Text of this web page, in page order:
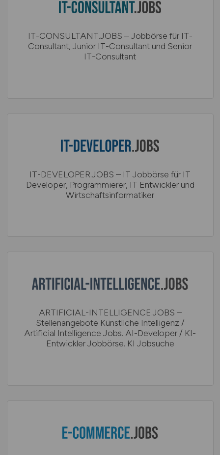
IT-CONSULTANT.JOBS – Jobbörse für IT-
Consultant, Junior IT-Consultant und Senior
IT-Consultant
IT-DEVELOPER.JOBS – IT Jobbörse für IT
Developer, Programmierer, IT Entwickler und
Wirtschaftsinformatiker
ARTIFICIAL-INTELLIGENCE.JOBS –
Stellenangebote Künstliche Intelligenz /
Artificial Intelligence Jobs. AI-Developer / KI-
Entwickler Jobbörse. KI Jobsuche